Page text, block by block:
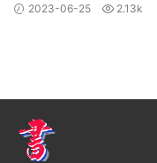
2023-06-25 2.13k